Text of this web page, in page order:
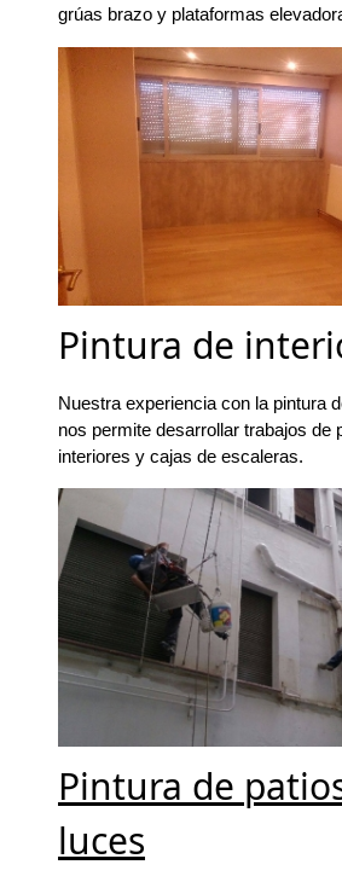
grúas brazo y plataformas
Pintura de
Nuestra experiencia con la pintura
nos permite desarrollar trabajos de
interiores y cajas de escaleras.
Pintura de
luces